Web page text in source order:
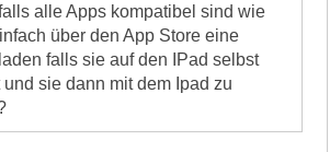
alle Apps kompatibel sind wie
über den App Store eine
falls sie auf den IPad selbst
sie dann mit dem Ipad zu